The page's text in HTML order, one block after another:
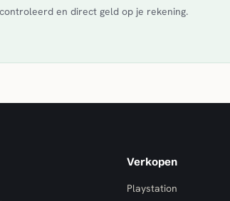
en direct geld op je rekening.
Verkopen
Playstation